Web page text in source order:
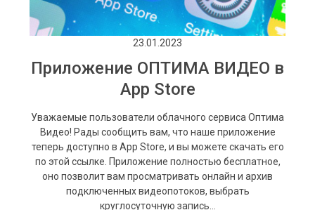
23.01.2023
Приложение ОПТИМА ВИДЕО в
App Store
Уважаемые пользователи облачного сервиса Оптима
Видео! Рады сообщить вам, что наше приложение
теперь доступно в App Store, и вы можете скачать его
по этой ссылке. Приложение полностью бесплатное,
оно позволит вам просматривать онлайн и архив
подключенных видеопотоков, выбрать
круглосуточную запись…